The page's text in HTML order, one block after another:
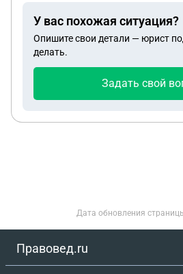
я пользоваться своими
У вас похожая ситуация?
Опишите свои детали — юрист
делать.
Задать свой
Дата обновления
Правовед.ru